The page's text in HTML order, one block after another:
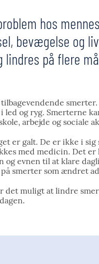
hos
bevægelse og
lindres på flere
og ryg. Smerterne
arbejde og sociale
er galt. De er ikke i sig
med medicin. Det
og evnen til at klare
smerter som ændret
muligt at lindre